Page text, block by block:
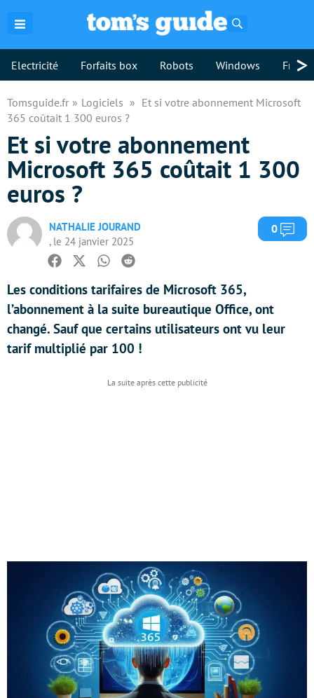
Electricité Forfaits box Robots Windows >
Tomsguide.fr Logiciels
Et si votre abonnement Microsoft
365 coûtait 1 300 euros ?
Et si votre abonnement
Microsoft 365 coûtait 1 300
euros ?
NATHALIE JOURAND
, le 24 janvier 2025
0
Facebook
TwitterWhatsapp
Reddit
Les conditions tarifaires de Microsoft 365,
l’abonnement à la suite bureautique Office, ont
changé. Sauf que certains utilisateurs ont vu leur
tarif multiplié par 100 !